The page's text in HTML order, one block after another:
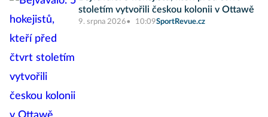
stoletím vytvořili českou kolonii v Ottawě
9. srpna 2026 10:09SportRevue.cz